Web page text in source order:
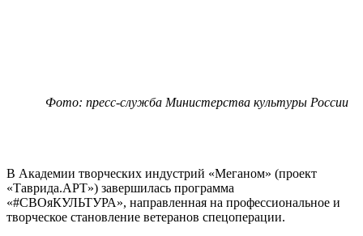
Фото: пресс-служба Министерства культуры России
В Академии творческих индустрий «Меганом» (проект
«Таврида.АРТ») завершилась программа
«#СВОяКУЛЬТУРА», направленная на профессиональное и
творческое становление ветеранов спецоперации.